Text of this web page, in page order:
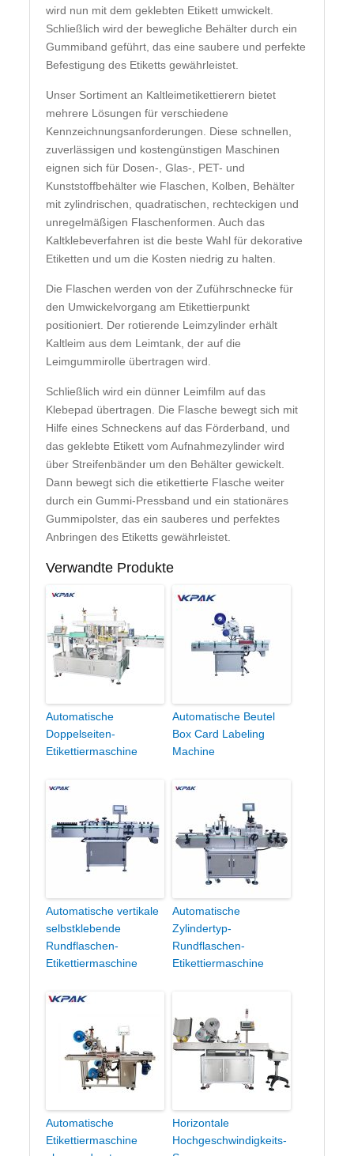
wird nun mit dem geklebten Etikett umwickelt.
Schließlich wird der bewegliche Behälter durch ein
Gummiband geführt, das eine saubere und perfekte
Befestigung des Etiketts gewährleistet.
Unser Sortiment an Kaltleimetikettierern bietet
mehrere Lösungen für verschiedene
Kennzeichnungsanforderungen. Diese schnellen,
zuverlässigen und kostengünstigen Maschinen
eignen sich für Dosen-, Glas-, PET- und
Kunststoffbehälter wie Flaschen, Kolben, Behälter
mit zylindrischen, quadratischen, rechteckigen und
unregelmäßigen Flaschenformen. Auch das
Kaltklebeverfahren ist die beste Wahl für dekorative
Etiketten und um die Kosten niedrig zu halten.
Die Flaschen werden von der Zuführschnecke für
den Umwickelvorgang am Etikettierpunkt
positioniert. Der rotierende Leimzylinder erhält
Kaltleim aus dem Leimtank, der auf die
Leimgummirolle übertragen wird.
Schließlich wird ein dünner Leimfilm auf das
Klebepad übertragen. Die Flasche bewegt sich mit
Hilfe eines Schneckens auf das Förderband, und
das geklebte Etikett vom Aufnahmezylinder wird
über Streifenbänder um den Behälter gewickelt.
Dann bewegt sich die etikettierte Flasche weiter
durch ein Gummi-Pressband und ein stationäres
Gummipolster, das ein sauberes und perfektes
Anbringen des Etiketts gewährleistet.
Verwandte Produkte
Automatische
Doppelseiten-
Etikettiermaschine
Automatische Beutel
Box Card Labeling
Machine
Automatische vertikale
selbstklebende
Rundflaschen-
Etikettiermaschine
Automatische
Zylindertyp-
Rundflaschen-
Etikettiermaschine
Automatische
Etikettiermaschine
Horizontale
Hochgeschwindigkeits-